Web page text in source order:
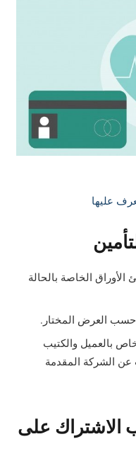
عليها
الخاصة بالحالة
حسب العرض المختار.
بالعميل والكتيب
الشركة المقدمة
الاشتراك على